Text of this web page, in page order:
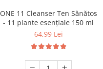
ONE 11 Cleanser Ten Sănătos
- 11 plante esențiale 150 ml
64,99 Lei